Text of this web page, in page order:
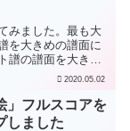
みました。最も大
を大きめの譜面に
譜の譜面を大きめ
ィにフレーズ用破
え、ホルン1のフ
2020.05.02
」フルスコアを
しました